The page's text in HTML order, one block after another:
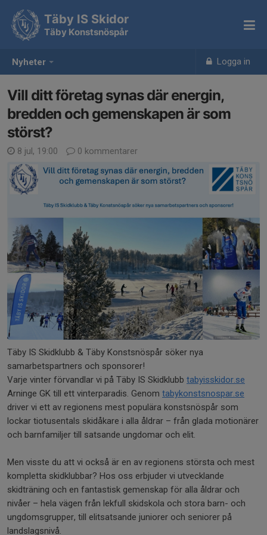
Nyheter Logga in
Täby IS Skidor
Täby Konstsnöspår
Vill ditt företag synas där energin,
bredden och gemenskapen är som
störst?
8 jul, 19:00 0 kommentarer
Täby IS Skidklubb & Täby Konstsnöspår söker nya
samarbetspartners och sponsorer!
Varje vinter förvandlar vi på Täby IS Skidklubb tabyisskidor.se
Arninge GK till ett vinterparadis. Genom tabykonstsnospar.se
driver vi ett av regionens mest populära konstsnöspår som
lockar tiotusentals skidåkare i alla åldrar – från glada motionärer
och barnfamiljer till satsande ungdomar och elit.
Men visste du att vi också är en av regionens största och mest
kompletta skidklubbar? Hos oss erbjuder vi utvecklande
skidträning och en fantastisk gemenskap för alla åldrar och
nivåer – hela vägen från lekfull skidskola och stora barn- och
ungdomsgrupper, till elitsatsande juniorer och seniorer på
landslagsnivå.